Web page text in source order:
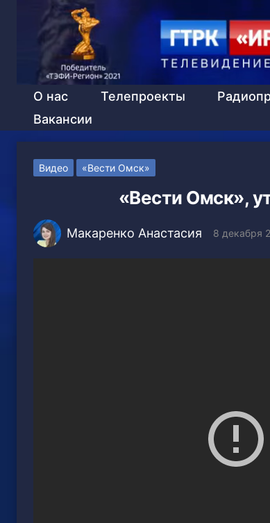
О нас Телепроекты
Вакансии
Видео «Вести Омск»
«Вести Омск»,
Макаренко Анастасия 8 декабря